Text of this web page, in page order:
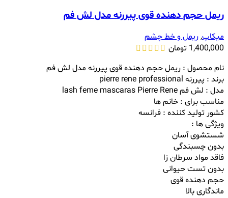
ریمل حجم دهنده قوی پیررنه مدل لش فم
میکاپ,ریمل و خط چشم
1,400,000 تومان
نام محصول : ریمل حجم دهنده قوی پیررنه مدل لش فم
برند : پیررنه pierre rene professional
مدل : لش فم lash feme mascaras Pierre Rene
مناسب برای : خانم ها
کشور تولید کننده : فرانسه
ویژگی ها :
شستشوی آسان
بدون چسبندگی
فاقد مواد سرطان زا
بدون تست حیوانی
حجم دهنده قوی
ماندگاری بالا